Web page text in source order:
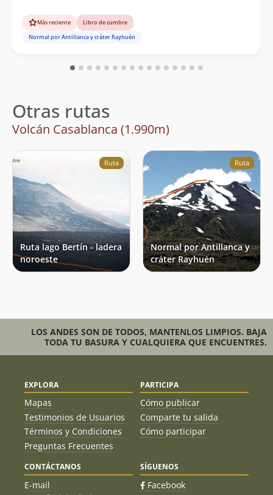
Más reciente
Libro de cumbre
Normal por Antillanca y cráter Rayhuén
Otras rutas
Volcán Casablanca (1.990m)
Ruta
Ruta lago Bertín - ladera
noroeste
Ruta
Normal por Antillanca y
cráter Rayhuén
LOS ANDES SON DE TODOS, MANTENLOS LIMPIOS. BAJA
TODA TU BASURA Y CUALQUIERA QUE ENCUENTRES.
EXPLORA
Mapas
Testimonios de Usuarios
Términos y Condiciones
Preguntas Frecuentes
PARTICIPA
Cómo publicar
Comparte tu salida
Cómo participar
CONTÁCTANOS
E-mail
SÍGUENOS
Facebook